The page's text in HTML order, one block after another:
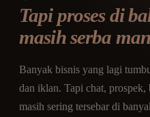
Tapi proses di
masih serba
Banyak bisnis yang lagi
dan iklan. Tapi chat, prospek,
masih sering tersebar di